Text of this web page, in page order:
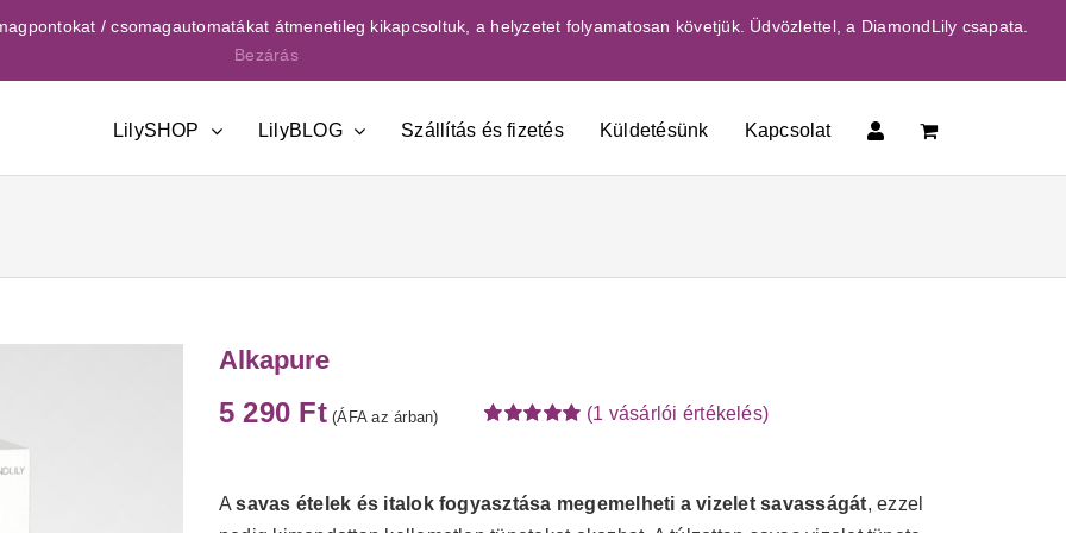
/ csomagautomatákat átmenetileg kikapcsoltuk, a helyzetet folyamatosan követjük. Üdvözlettel, a DiamondLily csapata.
Bezárás
LilySHOP LilyBLOG Szállítás és fizetés Küldetésünk Kapcsolat
Alkapure
5 290 Ft (ÁFA az árban)
értékelés
(1 vásárlói értékelés)
Asavas ételek és italok fogyasztása megemelheti a vizelet savasságát, ezzel